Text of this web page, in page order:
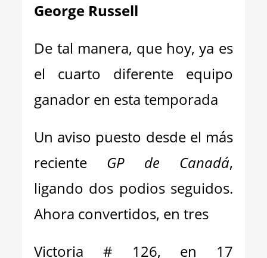
George Russell
De tal manera, que hoy, ya es
el cuarto diferente equipo
ganador en esta temporada
Un aviso puesto desde el más
reciente GP de Canadá,
ligando dos podios seguidos.
Ahora convertidos, en tres
Victoria # 126, en 17